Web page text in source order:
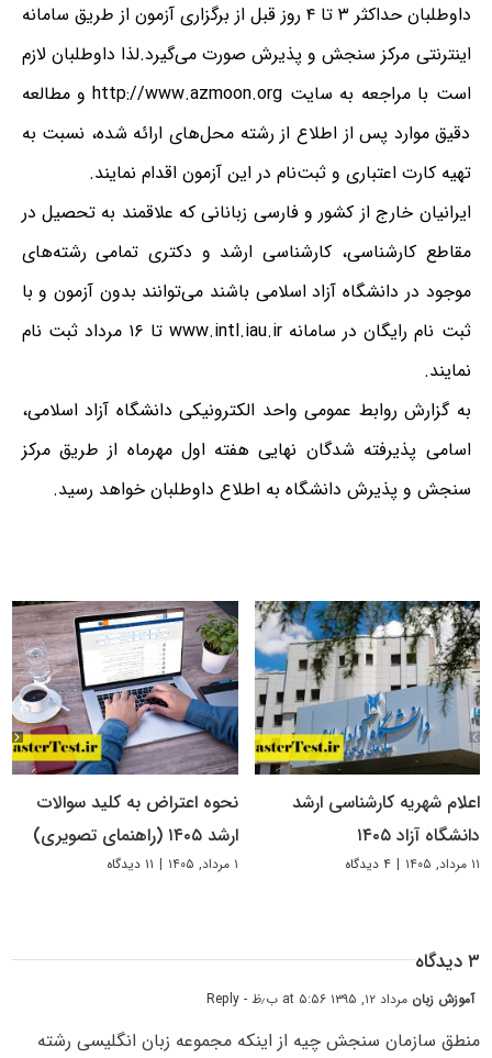
داوطلبان حداکثر ۳ تا ۴ روز قبل از برگزاری آزمون از طریق سامانه
اینترنتی مرکز سنجش و پذیرش صورت می‌گیرد.لذا داوطلبان لازم
است با مراجعه به سایت http://www.azmoon.org و مطالعه
دقیق موارد پس از اطلاع از رشته محل‌های ارائه شده، نسبت به
تهیه کارت اعتباری و ثبت‌نام در این آزمون اقدام نمایند.
ایرانیان خارج از کشور و فارسی زبانانی که علاقمند به تحصیل در
مقاطع کارشناسی، کارشناسی ارشد و دکتری تمامی رشته‌های
موجود در دانشگاه آزاد اسلامی باشند می‌توانند بدون آزمون و با
ثبت نام رایگان در سامانه www.intl.iau.ir تا ۱۶ مرداد ثبت نام
نمایند.
به گزارش روابط عمومی واحد الکترونیکی دانشگاه آزاد اسلامی،
اسامی پذیرفته شدگان نهایی هفته اول مهرماه از طریق مرکز
سنجش و پذیرش دانشگاه به اطلاع داوطلبان خواهد رسید.
اعلام شهریه کارشناسی ارشد
دانشگاه آزاد ۱۴۰۵
۱۱ مرداد, ۱۴۰۵ | ۴ دیدگاه
نحوه اعتراض به کلید سوالات
ارشد ۱۴۰۵ (راهنمای تصویری)
۱ مرداد, ۱۴۰۵ | ۱۱ دیدگاه
۳ دیدگاه
آموزش زبان مرداد ۱۲, ۱۳۹۵ at ۵:۵۶ ب٫ظ - Reply
منطق سازمان سنجش چیه از اینکه مجموعه زبان انگلیسی رشته